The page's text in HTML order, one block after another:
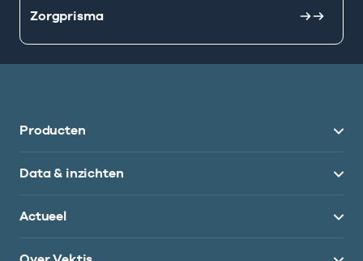
Zorgprisma
Producten
Data & inzichten
Actueel